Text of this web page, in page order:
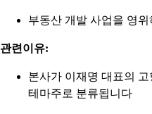
부동산 개발 사업을 영
관련이유:
본사가 이재명 대표의
테마주로 분류됩니다